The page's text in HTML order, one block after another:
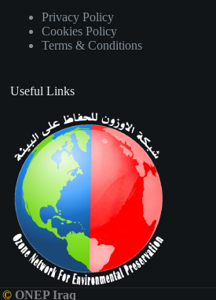
Privacy Policy
Cookies Policy
Terms & Conditions
Useful Links
©ONEP Iraq